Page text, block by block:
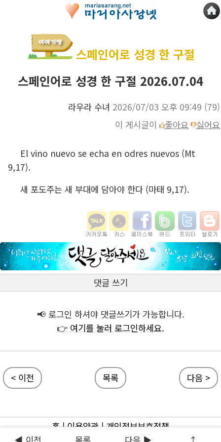
스페인어로 성경 한 구절
스페인어로 성경 한 구절 2026.07.04
라우라 수녀 2026/07/03 오후 09:49 (79)
이 게시글이
좋아요 싫어요
El vino nuevo se echa en odres nuevos (Mt
9,17).
새 포도주는 새 부대에 담아야 한다 (마태 9,17).
댓글 쓰기
📢 로그인 하셔야 댓글쓰기가 가능합니다.
👉 여기를 눌러 로그인하세요.
< 이전 목록 다음 >
홈|이용약관|개인정보보호정책